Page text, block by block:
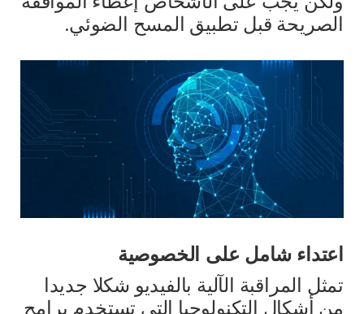
الصريحة قبل تطبيق المسح الضوئي.
اعتداء شامل على الخصوصية
تمثل المراقبة الآلية بالفيديو شكلا جديدا
من أشكال التكنولوجيا التي تستخدم برامج